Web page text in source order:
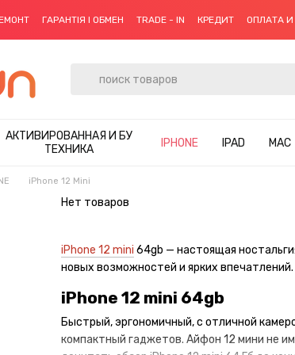
ГАРАНТІЯ І ОБМЕН TRADE - IN КРЕДИТ ОПЛАТА
АКТИВИРОВАННАЯ И БУ
ТЕХНИКА
IPHONE IPAD MAC
iPhone 12 Mini
iPhone 12 mini 64gb — настоящая
новых возможностей и ярких впечатлений.
iPhone 12 mini 64gb
Быстрый, эргономичный, с отличной
компактный гаджетов. Айфон 12 мини не
Нет товаров